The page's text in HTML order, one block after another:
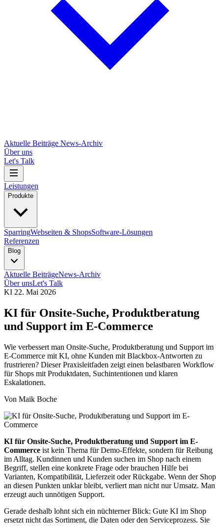
Aktuelle Beiträge News-Archiv
Über uns
Let's Talk
Leistungen
Produkte
SparringWebseiten & ShopsSoftware-Lösungen
Referenzen
Blog
Aktuelle BeiträgeNews-Archiv
Über unsLet's Talk
KI 22. Mai 2026
KI für Onsite-Suche, Produktberatung
und Support im E-Commerce
Wie verbessert man Onsite-Suche, Produktberatung und Support im
E-Commerce mit KI, ohne Kunden mit Blackbox-Antworten zu
frustrieren? Dieser Praxisleitfaden zeigt einen belastbaren Workflow
für Shops mit Produktdaten, Suchintentionen und klaren
Eskalationen.
Von Maik Boche
KI für Onsite-Suche, Produktberatung und Support im E-
Commerce ist kein Thema für Demo-Effekte, sondern für Reibung
im Alltag. Kundinnen und Kunden suchen im Shop nach einem
Begriff, stellen eine konkrete Frage oder brauchen Hilfe bei
Varianten, Kompatibilität, Lieferzeit oder Rückgabe. Wenn der Shop
an diesen Punkten unklar bleibt, verliert man nicht nur Umsatz. Man
erzeugt auch unnötigen Support.
Gerade deshalb lohnt sich ein nüchterner Blick: Gute KI im Shop
ersetzt nicht das Sortiment, die Daten oder den Serviceprozess. Sie